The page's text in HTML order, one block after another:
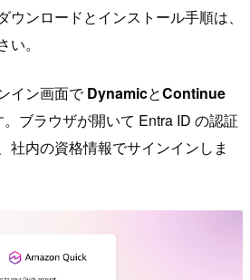
ウンロードとインストール手順は、
。
イン画面でDynamicとContinue
ブラウザが開いて Entra ID の認証
社内の資格情報でサインインしま